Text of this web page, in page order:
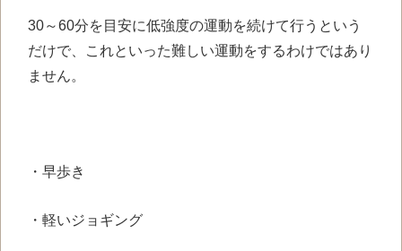
30～60分を目安に低強度の運動を続けて行うという
だけで、これといった難しい運動をするわけではあり
ません。
・早歩き
・軽いジョギング